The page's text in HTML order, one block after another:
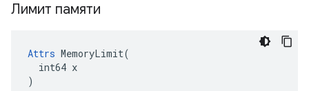
Лимит памяти
Attrs MemoryLimit(
  int64 x
)